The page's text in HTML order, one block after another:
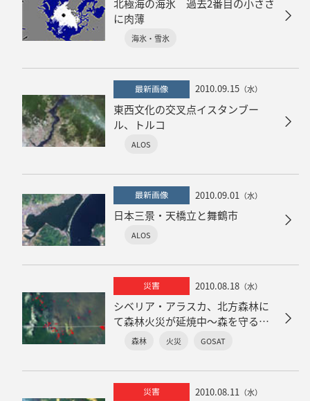
に肉薄
海氷・雪氷
最新画像 2010.09.15 （水）
東西文化の交叉点イスタンブー
ル、トルコ
ALOS
最新画像 2010.09.01 （水）
日本三景・天橋立と舞鶴市
ALOS
災害 2010.08.18 （水）
シベリア・アラスカ、北方森林に
て森林火災が延焼中〜森を守る光
学観測衛星
森林 火災 GOSAT
災害 2010.08.11 （水）